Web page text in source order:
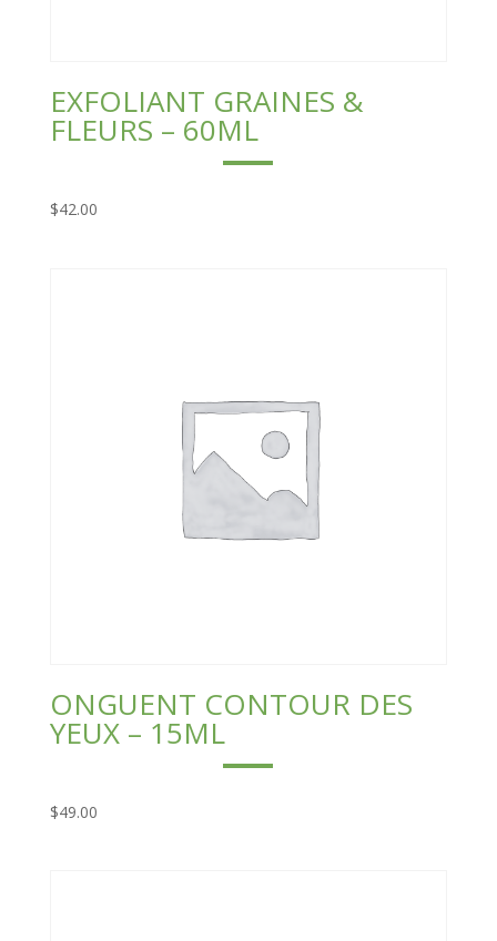
EXFOLIANT GRAINES &
FLEURS – 60ML
$42.00
ONGUENT CONTOUR DES
YEUX – 15ML
$49.00